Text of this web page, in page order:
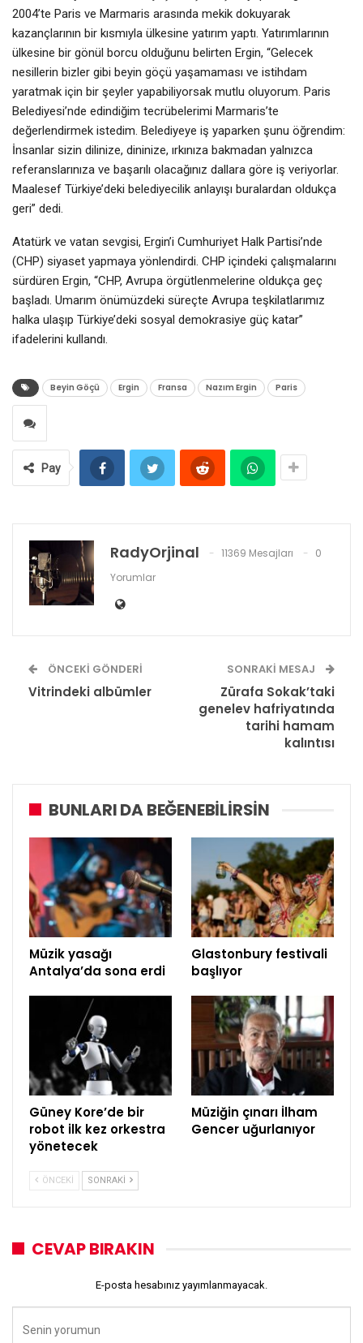
2004’te Paris ve Marmaris arasında mekik dokuyarak
kazançlarının bir kısmıyla ülkesine yatırım yaptı. Yatırımlarının
ülkesine bir gönül borcu olduğunu belirten Ergin, “Gelecek
nesillerin bizler gibi beyin göçü yaşamaması ve istihdam
yaratmak için bir şeyler yapabiliyorsak mutlu oluyorum. Paris
Belediyesi’nde edindiğim tecrübelerimi Marmaris’te
değerlendirmek istedim. Belediyeye iş yaparken şunu öğrendim:
İnsanlar sizin dilinize, dininize, ırkınıza bakmadan yalnızca
referanslarınıza ve başarılı olacağınız dallara göre iş veriyorlar.
Maalesef Türkiye’deki belediyecilik anlayışı buralardan oldukça
geri” dedi.
Atatürk ve vatan sevgisi, Ergin’i Cumhuriyet Halk Partisi’nde
(CHP) siyaset yapmaya yönlendirdi. CHP içindeki çalışmalarını
sürdüren Ergin, “CHP, Avrupa örgütlenmelerine oldukça geç
başladı. Umarım önümüzdeki süreçte Avrupa teşkilatlarımız
halka ulaşıp Türkiye’deki sosyal demokrasiye güç katar”
ifadelerini kullandı.
Beyin Göçü Ergin Fransa Nazım Ergin Paris
Pay
RadyOrjinal 11369 Mesajları
0
Yorumlar
ÖNCEKI GÖNDERI
Vitrindeki albümler
SONRAKI MESAJ
Zürafa Sokak’taki
genelev hafriyatında
tarihi hamam
kalıntısı
BUNLARI DA BEĞENEBILIRSIN
Müzik yasağı
Antalya’da sona erdi
Glastonbury festivali
başlıyor
Güney Kore’de bir
robot ilk kez orkestra
yönetecek
Müziğin çınarı İlham
Gencer uğurlanıyor
ÖNCEKI SONRAKI
CEVAP BIRAKIN
E-posta hesabınız yayımlanmayacak.